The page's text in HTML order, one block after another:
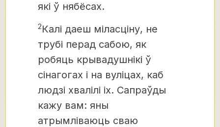
які ў нябёсах.
2Калі даеш міласціну, не
трубі перад сабою, як
робяць крывадушнікі ў
сінагогах і на вуліцах, каб
людзі хвалілі іх. Сапраўды
кажу вам: яны
атрымліваюць сваю